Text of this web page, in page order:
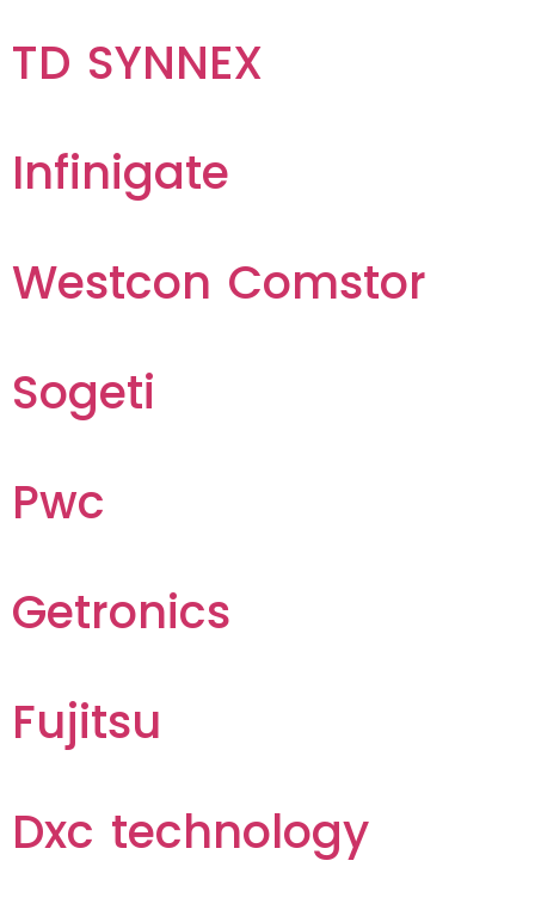
TD SYNNEX
Infinigate
Westcon Comstor
Sogeti
Pwc
Getronics
Fujitsu
Dxc technology